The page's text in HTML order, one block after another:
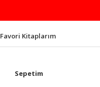
Favori Kitaplarım
Sepetim